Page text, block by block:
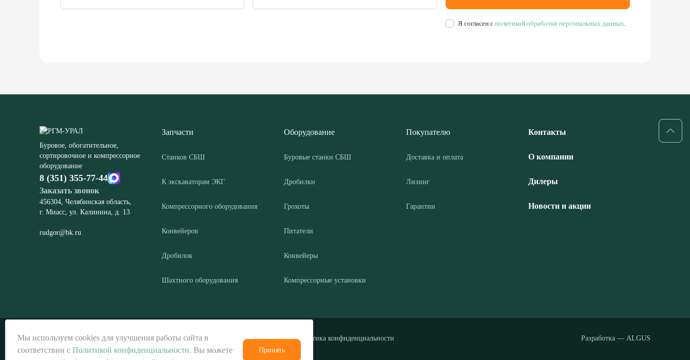
Я согласен сполитикой обработки персональных данных
Буровое, обогатительное,
сортировочное и компрессорное
оборудование
8 (351) 355-77-44
Заказать звонок
456304, Челябинская область,
г. Миасс, ул. Калинина, д. 13
rudgor@bk.ru
Запчасти
Станков СБШ
К экскаваторам ЭКГ
Компрессорного оборудования
Конвейеров
Дробилок
Шахтного оборудования
Оборудование
Буровые станки СБШ
Дробилки
Грохоты
Питатели
Конвейеры
Компрессорные установки
Покупателю
Доставка и оплата
Лизинг
Гарантии
Контакты
О компании
Дилеры
Новости и акции
© ООО «РГМ-УРАЛ», 2026 Политика конфиденциальности Разработка — ALGUS
Мы используем cookies для улучшения работы сайта в
соответствии с Политикой конфиденциальности. Вы можете
Принять